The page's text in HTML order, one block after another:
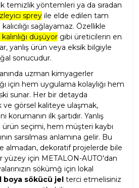
temizlik yöntemleri ya da sıradan
sprey ile elde edilen tam
sağlayamaz. Özellikle
düşüyor gibi üreticilerin en
yanlış ürün veya eksik bilgiyle
sonucudur.
uzman kimyagerler
için hem uygulama kolaylığı hem
sunar. Her bir detayda
görsel kaliteye ulaşmak,
korumanın ilk şartıdır. Yanlış
ürün seçimi, hem müşteri kaybı
sarsılması anlamına gelir. Bu
almadan, dekoratif projelerde bile
yüzey için METALON-AUTO'dan
sökümğ için lokal
boya sökücü jel terci etmelisiniz